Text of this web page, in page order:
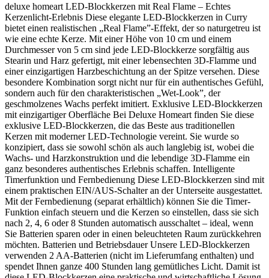
deluxe homeart LED-Blockkerzen mit Real Flame – Echtes
Kerzenlicht-Erlebnis Diese elegante LED-Blockkerzen in Curry
bietet einen realistischen „Real Flame”-Effekt, der so naturgetreu ist
wie eine echte Kerze. Mit einer Höhe von 10 cm und einem
Durchmesser von 5 cm sind jede LED-Blockkerze sorgfältig aus
Stearin und Harz gefertigt, mit einer lebensechten 3D-Flamme und
einer einzigartigen Harzbeschichtung an der Spitze versehen. Diese
besondere Kombination sorgt nicht nur für ein authentisches Gefühl,
sondern auch für den charakteristischen „Wet-Look”, der
geschmolzenes Wachs perfekt imitiert. Exklusive LED-Blockkerzen
mit einzigartiger Oberfläche Bei Deluxe Homeart finden Sie diese
exklusive LED-Blockkerzen, die das Beste aus traditionellen
Kerzen mit moderner LED-Technologie vereint. Sie wurde so
konzipiert, dass sie sowohl schön als auch langlebig ist, wobei die
Wachs- und Harzkonstruktion und die lebendige 3D-Flamme ein
ganz besonderes authentisches Erlebnis schaffen. Intelligente
Timerfunktion und Fernbedienung Diese LED-Blockkerzen sind mit
einem praktischen EIN/AUS-Schalter an der Unterseite ausgestattet.
Mit der Fernbedienung (separat erhältlich) können Sie die Timer-
Funktion einfach steuern und die Kerzen so einstellen, dass sie sich
nach 2, 4, 6 oder 8 Stunden automatisch ausschaltet – ideal, wenn
Sie Batterien sparen oder in einen beleuchteten Raum zurückkehren
möchten. Batterien und Betriebsdauer Unsere LED-Blockkerzen
verwenden 2 AA-Batterien (nicht im Lieferumfang enthalten) und
spendet Ihnen ganze 400 Stunden lang gemütliches Licht. Damit ist